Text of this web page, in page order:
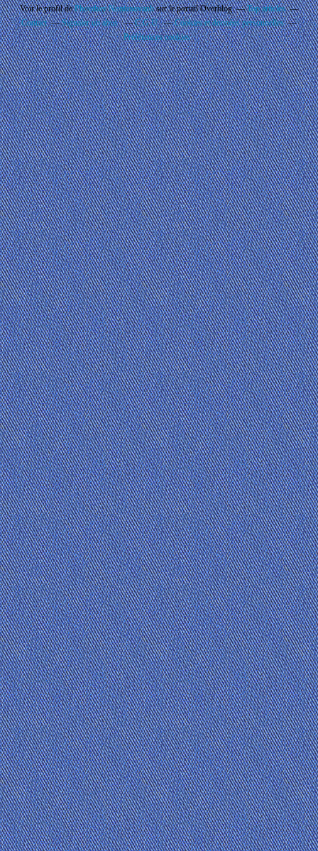
Voir le profil dePhouthay Nontanovanhsur le portail Overblog
Top articles
Contact
Signaler un abus C.G.U.
Cookies et données personnelles
Préférences cookies